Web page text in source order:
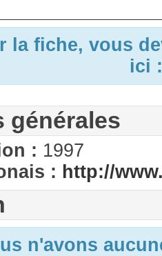
la fiche, vous
ici
générales
: 1997
: http://
n'avons